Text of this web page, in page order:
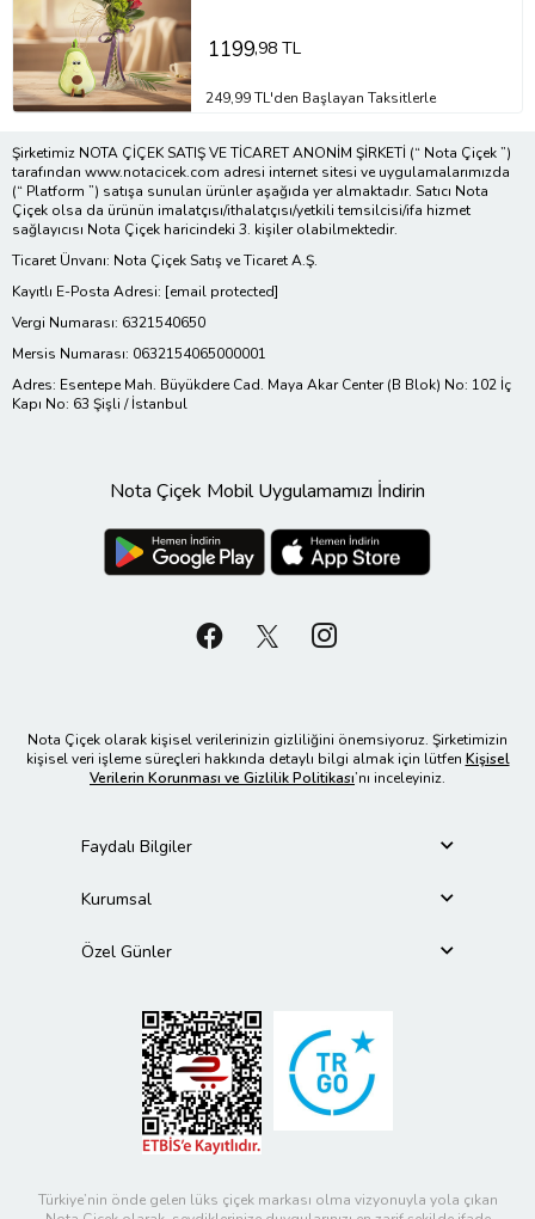
1199,98 TL
249,99 TL'den Başlayan Taksitlerle
Şirketimiz NOTA ÇİÇEK SATIŞ VE TİCARET ANONİM ŞİRKETİ (“ Nota Çiçek ”)
tarafından www.notacicek.com adresi internet sitesi ve uygulamalarımızda
(“ Platform ”) satışa sunulan ürünler aşağıda yer almaktadır. Satıcı Nota
Çiçek olsa da ürünün imalatçısı/ithalatçısı/yetkili temsilcisi/ifa hizmet
sağlayıcısı Nota Çiçek haricindeki 3. kişiler olabilmektedir.
Ticaret Ünvanı: Nota Çiçek Satış ve Ticaret A.Ş.
Kayıtlı E-Posta Adresi: [email protected]
Vergi Numarası: 6321540650
Mersis Numarası: 0632154065000001
Adres: Esentepe Mah. Büyükdere Cad. Maya Akar Center (B Blok) No: 102 İç
Kapı No: 63 Şişli / İstanbul
Nota Çiçek Mobil Uygulamamızı İndirin
Nota Çiçek olarak kişisel verilerinizin gizliliğini önemsiyoruz. Şirketimizin
kişisel veri işleme süreçleri hakkında detaylı bilgi almak için lütfen Kişisel
Verilerin Korunması ve Gizlilik Politikası’nı inceleyiniz.
Faydalı Bilgiler
Kurumsal
Özel Günler
Türkiye’nin önde gelen lüks çiçek markası olma vizyonuyla yola çıkan